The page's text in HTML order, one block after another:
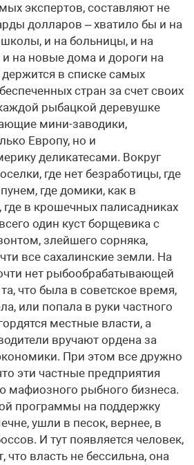
экспертов, составляют не
долларов – хватило бы и на
и на больницы, и на
на новые дома и дороги на
в списке самых
стран за счет своих
рыбацкой деревушке
мини-заводики,
Европу, но и
деликатесами. Вокруг
где нет безработицы, где
где домики, как в
в крошечных палисадниках
один куст борщевика с
злейшего сорняка,
все сахалинские земли. На
нет рыбообрабатывающей
что была в советское время,
или попала в руки частного
местные власти, а
вручают ордена за
При этом все дружно
эти частные предприятия
мафиозного рыбного бизнеса.
программы на поддержку
ушли в песок, вернее, в
И тут появляется человек,
что власть не бессильна, она